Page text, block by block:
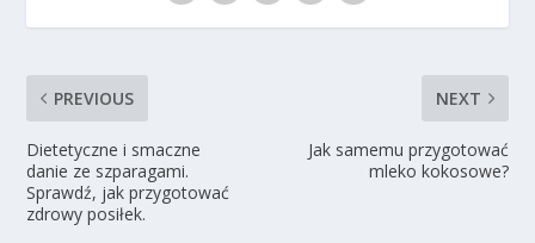
PREVIOUS
Dietetyczne i smaczne
danie ze szparagami.
Sprawdź, jak przygotować
zdrowy posiłek.
NEXT
Jak samemu przygotować
mleko kokosowe?